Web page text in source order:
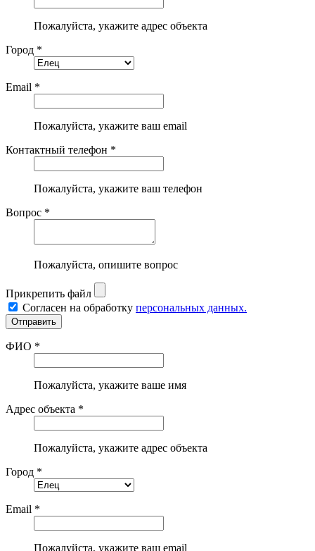
Пожалуйста, укажите адрес объекта
Город *
Email *
Пожалуйста, укажите ваш email
Контактный телефон *
Пожалуйста, укажите ваш телефон
Вопрос *
Пожалуйста, опишите вопрос
Прикрепить файл
Согласен на обработку персональных данных.
ФИО *
Пожалуйста, укажите ваше имя
Адрес объекта *
Пожалуйста, укажите адрес объекта
Город *
Email *
Пожалуйста, укажите ваш email